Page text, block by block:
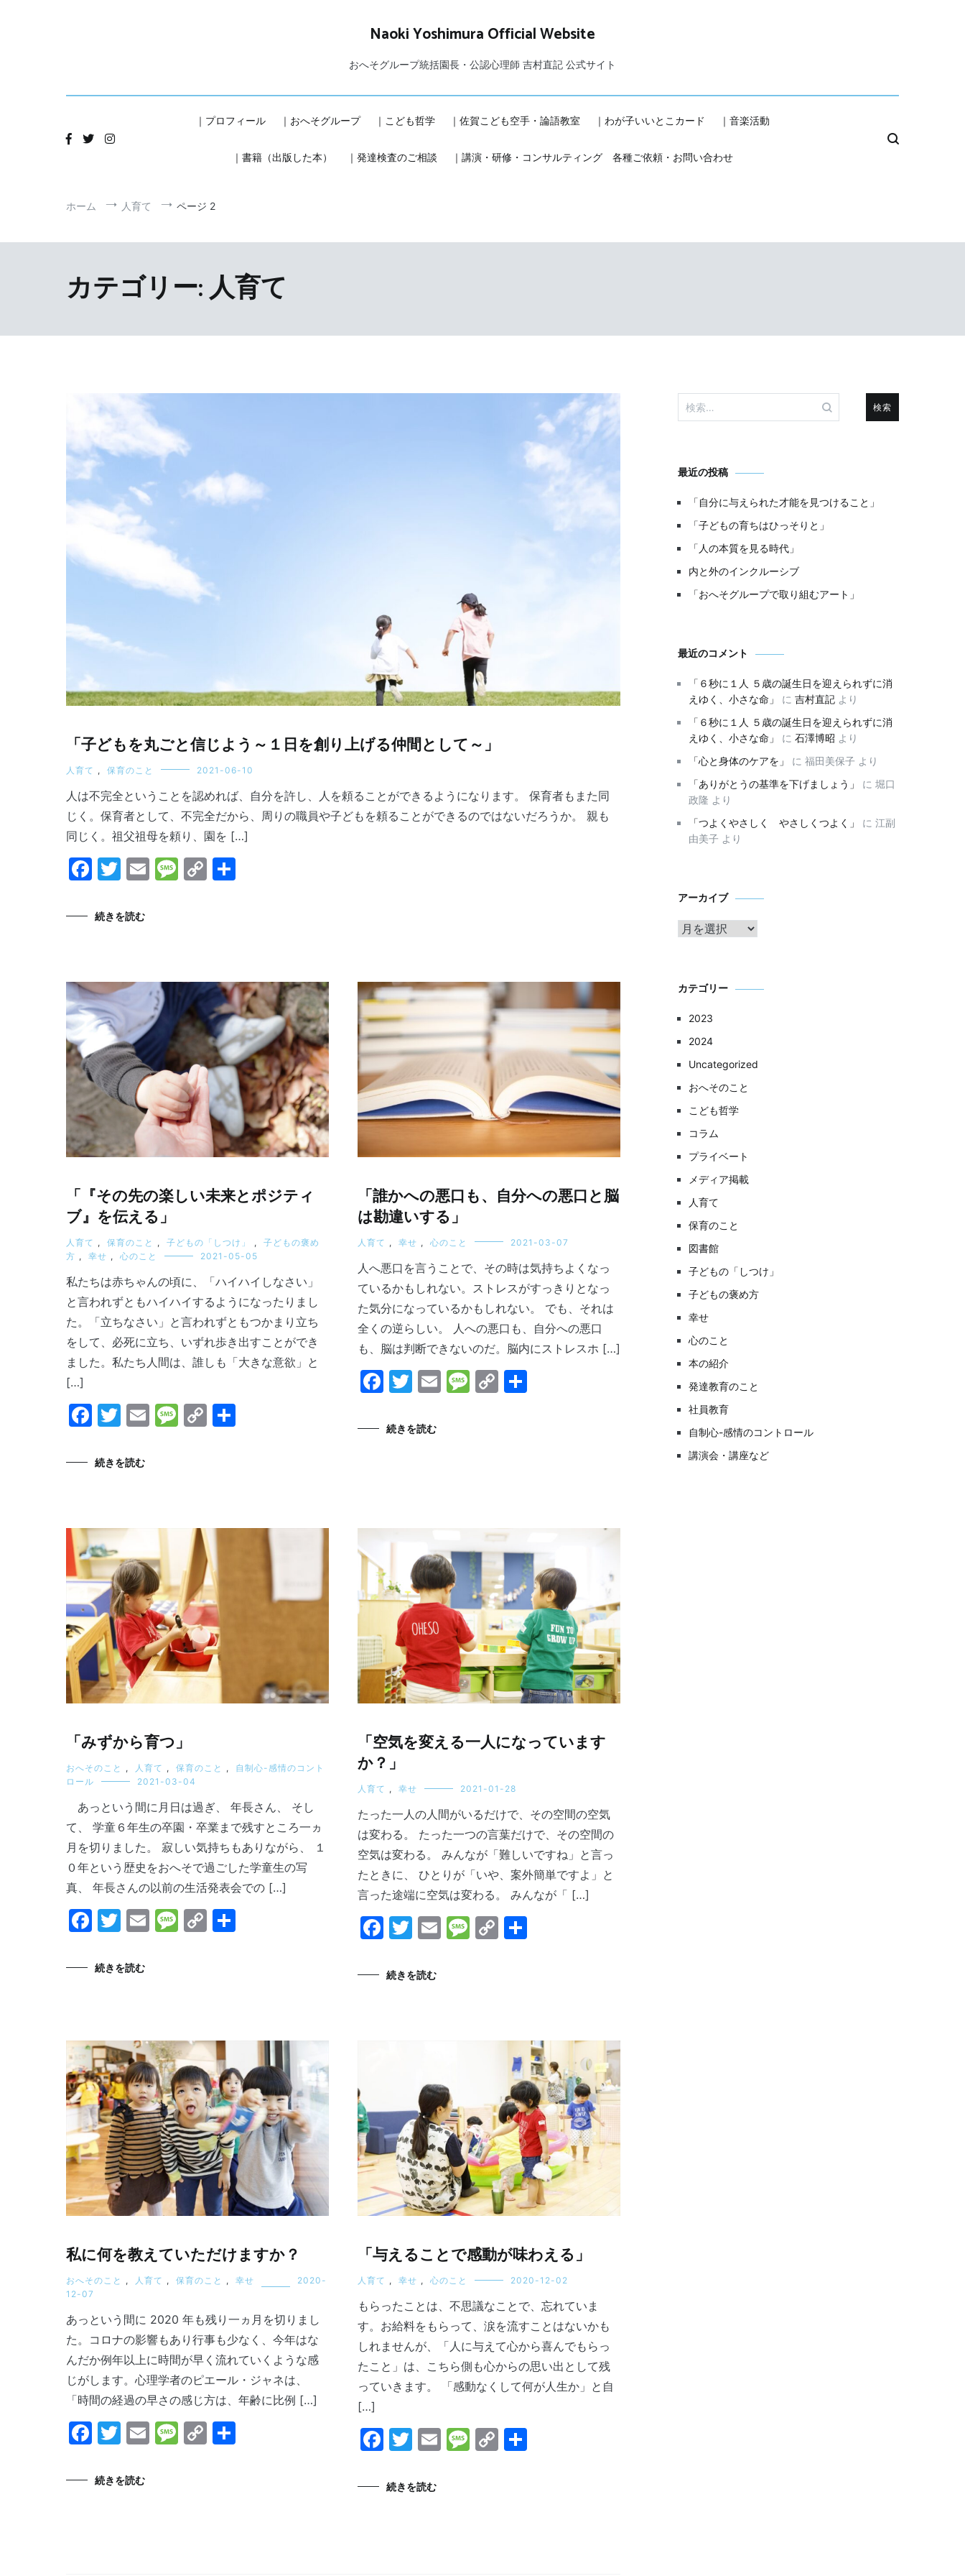
Naoki Yoshimura Official Website
おへそグループ統括園長・公認心理師 吉村直記 公式サイト
｜プロフィール ｜おへそグループ ｜こども哲学 ｜佐賀こども空手・論語教室 ｜わが子いいとこカード ｜音楽活動
｜書籍（出版した本） ｜発達検査のご相談 ｜講演・研修・コンサルティング 各種ご依頼・お問い合わせ
ホーム 人育て ページ 2
カテゴリー:人育て
「子どもを丸ごと信じよう～１日を創り上げる仲間として～」
人育て , 保育のこと 2021-06-10
人は不完全ということを認めれば、自分を許し、人を頼ることができるようになります。 保育者もまた同
じく。保育者として、不完全だから、周りの職員や子どもを頼ることができるのではないだろうか。 親も
同じく。祖父祖母を頼り、園を […]
Facebook
Twitter
EmailMessage
Copy
続きを読む
「『その先の楽しい未来とポジティ
ブ』を伝える」
人育て , 保育のこと , 子どもの「しつけ」 ,
子どもの褒め
方 , 幸せ , 心のこと 2021-05-05
私たちは赤ちゃんの頃に、「ハイハイしなさい」
と言われずともハイハイするようになったりまし
た。「立ちなさい」と言われずともつかまり立ち
をして、必死に立ち、いずれ歩き出すことができ
ました。私たち人間は、誰しも「大きな意欲」と
[…]
Facebook
Twitter
EmailMessage
Copy
続きを読む
「誰かへの悪口も、自分への悪口と脳
は勘違いする」
人育て , 幸せ , 心のこと 2021-03-07
人へ悪口を言うことで、その時は気持ちよくなっ
ているかもしれない。ストレスがすっきりとなっ
た気分になっているかもしれない。 でも、それは
全くの逆らしい。 人への悪口も、自分への悪口
も、脳は判断できないのだ。脳内にストレスホ […]
Facebook
Twitter
EmailMessage
Copy
続きを読む
「みずから育つ」
おへそのこと , 人育て , 保育のこと ,
自制心-感情のコント
ロール
2021-03-04
あっという間に月日は過ぎ、 年長さん、 そし
て、 学童６年生の卒園・卒業まで残すところ一ヵ
月を切りました。 寂しい気持ちもありながら、 １
０年という歴史をおへそで過ごした学童生の写
真、 年長さんの以前の生活発表会での […]
Facebook
Twitter
EmailMessage
Copy
続きを読む
「空気を変える一人になっています
か？」
人育て , 幸せ 2021-01-28
たった一人の人間がいるだけで、その空間の空気
は変わる。 たった一つの言葉だけで、その空間の
空気は変わる。 みんなが「難しいですね」と言っ
たときに、 ひとりが「いや、案外簡単ですよ」と
言った途端に空気は変わる。 みんなが「 […]
Facebook
Twitter
EmailMessage
Copy
続きを読む
私に何を教えていただけますか？
おへそのこと , 人育て , 保育のこと , 幸せ
2020-
12-07
あっという間に 2020 年も残り一ヵ月を切りまし
た。コロナの影響もあり行事も少なく、今年はな
んだか例年以上に時間が早く流れていくような感
じがします。心理学者のピエール・ジャネは、
「時間の経過の早さの感じ方は、年齢に比例 […]
Facebook
Twitter
EmailMessage
Copy
続きを読む
「与えることで感動が味わえる」
人育て , 幸せ , 心のこと 2020-12-02
もらったことは、不思議なことで、忘れていま
す。お給料をもらって、涙を流すことはないかも
しれませんが、「人に与えて心から喜んでもらっ
たこと」は、こちら側も心からの思い出として残
っていきます。 「感動なくして何が人生か」と自
[…]
Facebook
Twitter
EmailMessage
Copy
続きを読む
検
索:
最近の投稿
「自分に与えられた才能を見つけること」
「子どもの育ちはひっそりと」
「人の本質を見る時代」
内と外のインクルーシブ
「おへそグループで取り組むアート」
最近のコメント
「６秒に１人 ５歳の誕生日を迎えられずに消
えゆく、小さな命」
に 吉村直記 より
「６秒に１人 ５歳の誕生日を迎えられずに消
えゆく、小さな命」
に 石澤博昭 より
「心と身体のケアを」
に 福田美保子 より
「ありがとうの基準を下げましょう」
に 堀口
政隆 より
「つよくやさしく やさしくつよく」
に 江副
由美子 より
アーカイブア
カテゴリー
2023
2024
Uncategorized
おへそのこと
こども哲学
コラム
プライベート
メディア掲載
人育て
保育のこと
図書館
子どもの「しつけ」
子どもの褒め方
幸せ
心のこと
本の紹介
発達教育のこと
社員教育
自制心-感情のコントロール
講演会・講座など